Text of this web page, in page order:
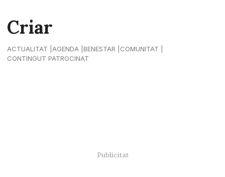
Criar
ACTUALITAT AGENDA BENESTAR
COMUNITAT
CONTINGUT PATROCINAT